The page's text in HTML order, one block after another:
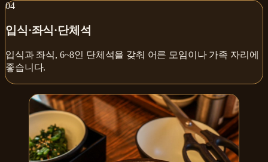
04
입식·좌식·단체석
입식과 좌식, 6~8인 단체석을 갖춰 어른 모임이나 가족 자리에
좋습니다.